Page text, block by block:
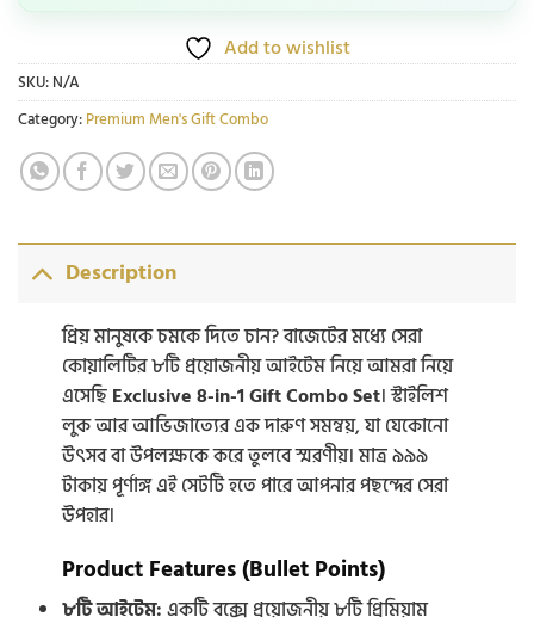
Add to wishlist
SKU: N/A
Category: Premium Men's Gift Combo
Description
প্রিয় মানুষকে চমকে দিতে চান? বাজেটের মধ্যে সেরা
কোয়ালিটির ৮টি প্রয়োজনীয় আইটেম নিয়ে আমরা নিয়ে
এসেছিExclusive 8-in-1 Gift Combo Set। স্টাইলিশ
লুক আর আভিজাত্যের এক দারুণ সমন্বয়, যা যেকোনো
উৎসব বা উপলক্ষকে করে তুলবে স্মরণীয়। মাত্র ৯৯৯
টাকায় পূর্ণাঙ্গ এই সেটটি হতে পারে আপনার পছন্দের সেরা
উপহার।
Product Features (Bullet Points)
৮টি আইটেম:একটি বক্সে প্রয়োজনীয় ৮টি প্রিমিয়াম